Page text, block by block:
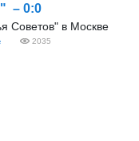
– 0:0
Советов" в Москве
2035